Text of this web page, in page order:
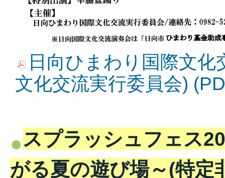
日向ひまわり国際文
文化交流実行委員会)
スプラッシュフェス
がる夏の遊び場～(特定